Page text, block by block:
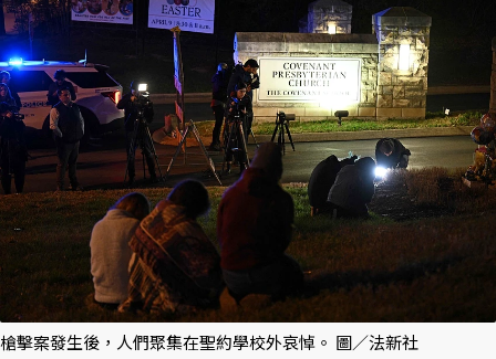
槍擊案發生後，人們聚集在聖約學校外哀悼。 圖／法新社